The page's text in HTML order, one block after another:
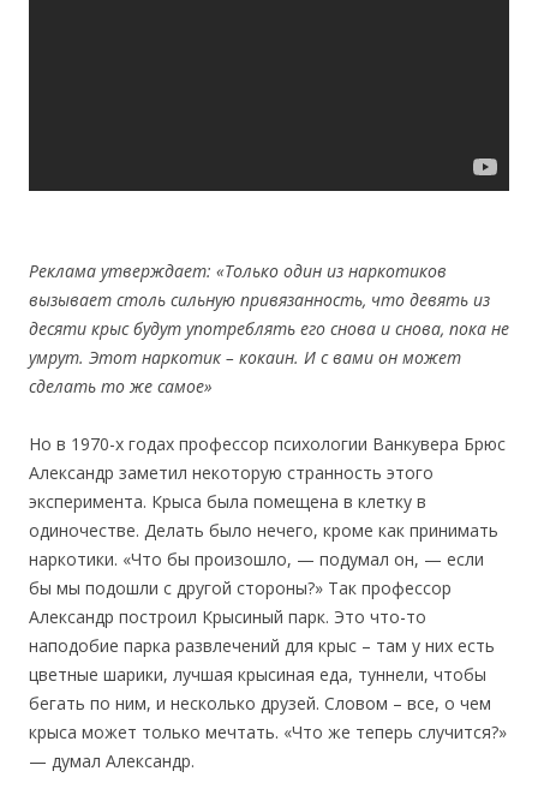
Реклама утверждает: «Только один из наркотиков
вызывает столь сильную привязанность, что девять из
десяти крыс будут употреблять его снова и снова, пока не
умрут. Этот наркотик – кокаин. И с вами он может
сделать то же самое»
Но в 1970-х годах профессор психологии Ванкувера Брюс
Александр заметил некоторую странность этого
эксперимента. Крыса была помещена в клетку в
одиночестве. Делать было нечего, кроме как принимать
наркотики. «Что бы произошло, — подумал он, — если
бы мы подошли с другой стороны?» Так профессор
Александр построил Крысиный парк. Это что-то
наподобие парка развлечений для крыс – там у них есть
цветные шарики, лучшая крысиная еда, туннели, чтобы
бегать по ним, и несколько друзей. Словом – все, о чем
крыса может только мечтать. «Что же теперь случится?»
— думал Александр.